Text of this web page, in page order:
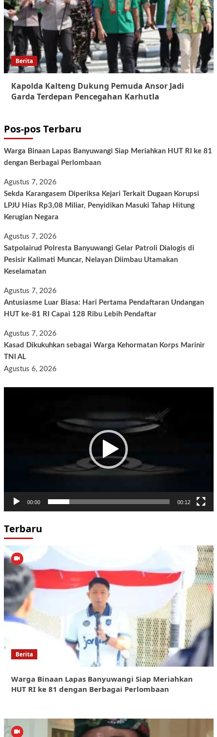
Berita
Kapolda Kalteng Dukung Pemuda Ansor Jadi
Garda Terdepan Pencegahan Karhutla
Pos-pos Terbaru
Warga Binaan Lapas Banyuwangi Siap Meriahkan HUT RI ke 81
dengan Berbagai Perlombaan
Agustus 7, 2026
Sekda Karangasem Diperiksa Kejari Terkait Dugaan Korupsi
LPJU Hias Rp3,08 Miliar, Penyidikan Masuki Tahap Hitung
Kerugian Negara
Agustus 7, 2026
Satpolairud Polresta Banyuwangi Gelar Patroli Dialogis di
Pesisir Kalimati Muncar, Nelayan Diimbau Utamakan
Keselamatan
Agustus 7, 2026
Antusiasme Luar Biasa: Hari Pertama Pendaftaran Undangan
HUT ke-81 RI Capai 128 Ribu Lebih Pendaftar
Agustus 7, 2026
Kasad Dikukuhkan sebagai Warga Kehormatan Korps Marinir
TNI AL
Agustus 6, 2026
00:00 00:12
Terbaru
Berita
Warga Binaan Lapas Banyuwangi Siap Meriahkan
HUT RI ke 81 dengan Berbagai Perlombaan